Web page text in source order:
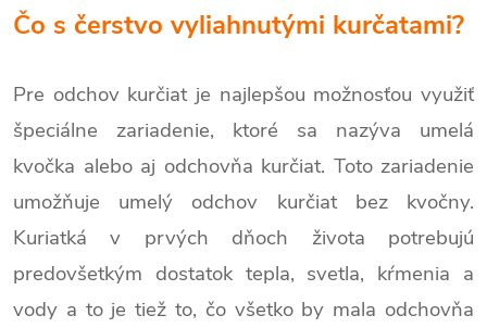
Čo s čerstvo vyliahnutými kurčatami?
Pre odchov kurčiat je najlepšou možnosťou využiť
špeciálne zariadenie, ktoré sa nazýva umelá
kvočka alebo aj odchovňa kurčiat. Toto zariadenie
umožňuje umelý odchov kurčiat bez kvočny.
Kuriatká v prvých dňoch života potrebujú
predovšetkým dostatok tepla, svetla, kŕmenia a
vody a to je tiež to, čo všetko by mala odchovňa